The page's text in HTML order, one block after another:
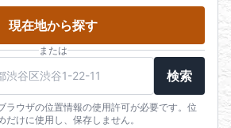
現在地から探す
または
検索
ラウザの位置情報の使用許可が必要です。位
けに使用し、保存しません。